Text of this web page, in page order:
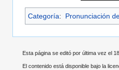
Categoría: Pronunciación
Esta página se editó por última vez el
El contenido está disponible bajo la